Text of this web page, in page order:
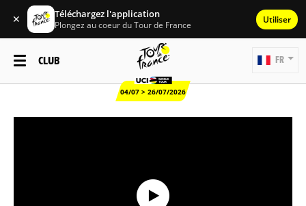
✕ Téléchargez l'application
Plongez au coeur du Tour de France Utiliser
CLUB
04/07 > 26/07/2026
FR